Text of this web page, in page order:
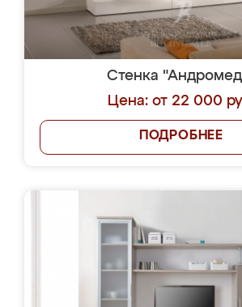
Стенка
Цена: от 22 000
ПОДРОБНЕЕ